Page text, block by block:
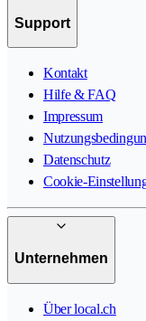
Support
Kontakt
Hilfe & FAQ
Impressum
Datenschutz
Cookie-
Unternehmen
Über local.ch